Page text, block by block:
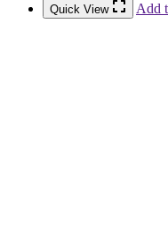
Quick View Add